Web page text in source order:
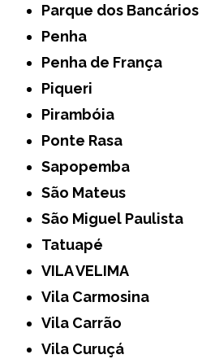
Parque dos Bancários
Penha
Penha de França
Piqueri
Pirambóia
Ponte Rasa
Sapopemba
São Mateus
São Miguel Paulista
Tatuapé
VILA VELIMA
Vila Carmosina
Vila Carrão
Vila Curuçá